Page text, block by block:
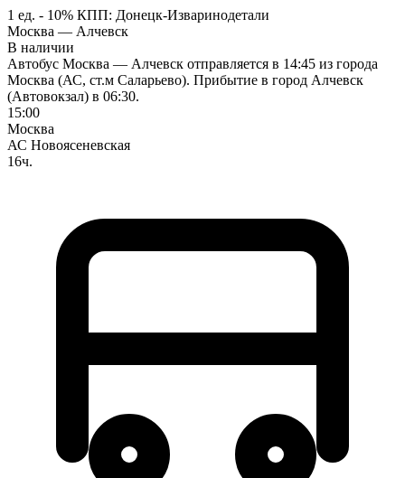
1 ед. - 10% КПП: Донецк-Изваринодетали
Москва — Алчевск
В наличии
Автобус Москва — Алчевск отправляется в 14:45 из города
Москва (АС, ст.м Саларьево). Прибытие в город Алчевск
(Автовокзал) в 06:30.
15:00
Москва
АС Новоясеневская
16ч.